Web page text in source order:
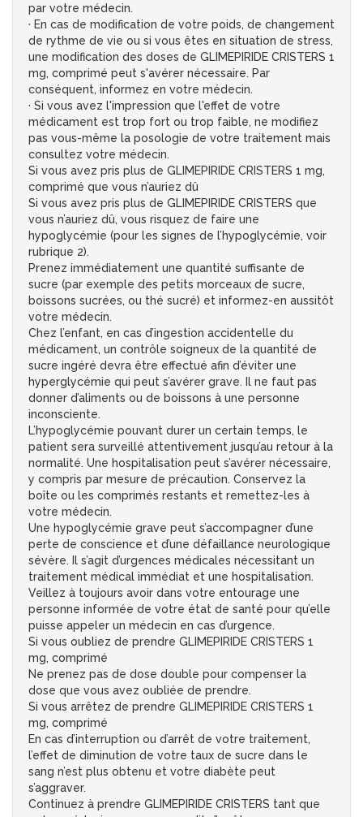
par votre médecin.
· En cas de modification de votre poids, de changement
de rythme de vie ou si vous êtes en situation de stress,
une modification des doses de GLIMEPIRIDE CRISTERS 1
mg, comprimé peut s'avérer nécessaire. Par
conséquent, informez en votre médecin.
· Si vous avez l'impression que l'effet de votre
médicament est trop fort ou trop faible, ne modifiez
pas vous-même la posologie de votre traitement mais
consultez votre médecin.
Si vous avez pris plus de GLIMEPIRIDE CRISTERS 1 mg,
comprimé que vous n’auriez dû
Si vous avez pris plus de GLIMEPIRIDE CRISTERS que
vous n’auriez dû, vous risquez de faire une
hypoglycémie (pour les signes de l’hypoglycémie, voir
rubrique 2).
Prenez immédiatement une quantité suffisante de
sucre (par exemple des petits morceaux de sucre,
boissons sucrées, ou thé sucré) et informez-en aussitôt
votre médecin.
Chez l’enfant, en cas d’ingestion accidentelle du
médicament, un contrôle soigneux de la quantité de
sucre ingéré devra être effectué afin d’éviter une
hyperglycémie qui peut s’avérer grave. Il ne faut pas
donner d’aliments ou de boissons à une personne
inconsciente.
L’hypoglycémie pouvant durer un certain temps, le
patient sera surveillé attentivement jusqu’au retour à la
normalité. Une hospitalisation peut s’avérer nécessaire,
y compris par mesure de précaution. Conservez la
boîte ou les comprimés restants et remettez-les à
votre médecin.
Une hypoglycémie grave peut s’accompagner d’une
perte de conscience et d’une défaillance neurologique
sévère. Il s’agit d’urgences médicales nécessitant un
traitement médical immédiat et une hospitalisation.
Veillez à toujours avoir dans votre entourage une
personne informée de votre état de santé pour qu’elle
puisse appeler un médecin en cas d’urgence.
Si vous oubliez de prendre GLIMEPIRIDE CRISTERS 1
mg, comprimé
Ne prenez pas de dose double pour compenser la
dose que vous avez oubliée de prendre.
Si vous arrêtez de prendre GLIMEPIRIDE CRISTERS 1
mg, comprimé
En cas d’interruption ou d’arrêt de votre traitement,
l’effet de diminution de votre taux de sucre dans le
sang n’est plus obtenu et votre diabète peut
s’aggraver.
Continuez à prendre GLIMEPIRIDE CRISTERS tant que